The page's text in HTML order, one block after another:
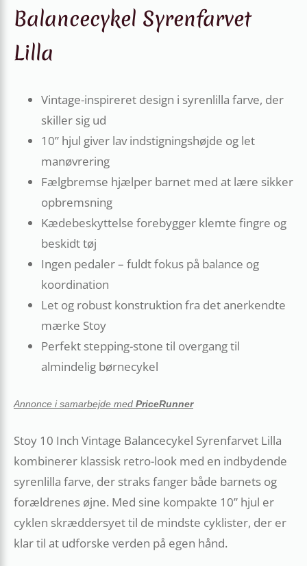
Balancecykel Syrenfarvet
Lilla
Vintage-inspireret design i syrenlilla farve, der
skiller sig ud
10” hjul giver lav indstigningshøjde og let
manøvrering
Fælgbremse hjælper barnet med at lære sikker
opbremsning
Kædebeskyttelse forebygger klemte fingre og
beskidt tøj
Ingen pedaler – fuldt fokus på balance og
koordination
Let og robust konstruktion fra det anerkendte
mærke Stoy
Perfekt stepping-stone til overgang til
almindelig børnecykel
Annonce i samarbejde med PriceRunner
Stoy 10 Inch Vintage Balancecykel Syrenfarvet Lilla
kombinerer klassisk retro-look med en indbydende
syrenlilla farve, der straks fanger både barnets og
forældrenes øjne. Med sine kompakte 10” hjul er
cyklen skræddersyet til de mindste cyklister, der er
klar til at udforske verden på egen hånd.